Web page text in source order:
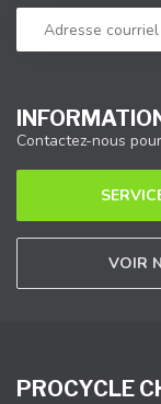
Contactez-nous
VOIR
PROCYCLE